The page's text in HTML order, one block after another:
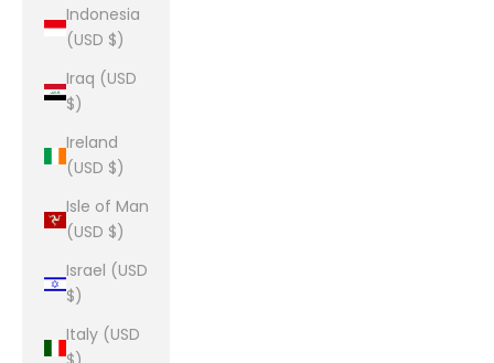
Indonesia
(USD $)
Iraq (USD
$)
Ireland
(USD $)
Isle of Man
(USD $)
Israel (USD
$)
Italy (USD